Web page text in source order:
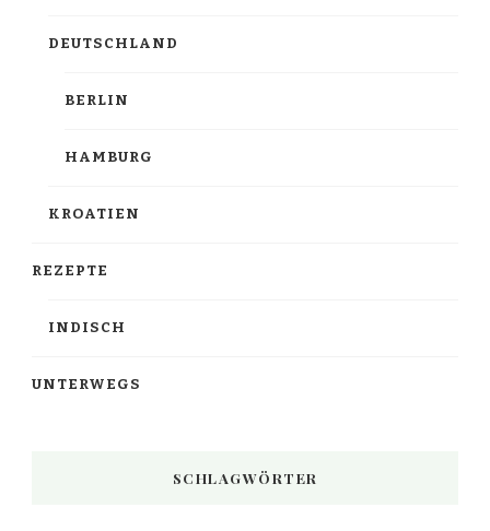
DEUTSCHLAND
BERLIN
HAMBURG
KROATIEN
REZEPTE
INDISCH
UNTERWEGS
SCHLAGWÖRTER